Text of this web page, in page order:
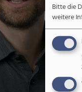
Bitte die
weitere